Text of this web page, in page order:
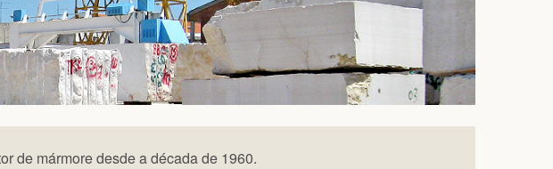
de mármore desde a década de 1960.